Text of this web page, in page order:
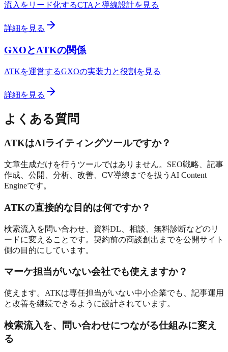
流入をリード化するCTAと導線設計を見る
詳細を見る
GXOとATKの関係
ATKを運営するGXOの実装力と役割を見る
詳細を見る
よくある質問
ATKはAIライティングツールですか？
文章生成だけを行うツールではありません。SEO戦略、記事
作成、公開、分析、改善、CV導線までを扱うAI Content
Engineです。
ATKの直接的な目的は何ですか？
検索流入を問い合わせ、資料DL、相談、無料診断などのリ
ードに変えることです。契約前の商談創出までを公開サイト
側の目的にしています。
マーケ担当がいない会社でも使えますか？
使えます。ATKは専任担当がいない中小企業でも、記事運用
と改善を継続できるように設計されています。
検索流入を、問い合わせにつながる仕組みに変え
る